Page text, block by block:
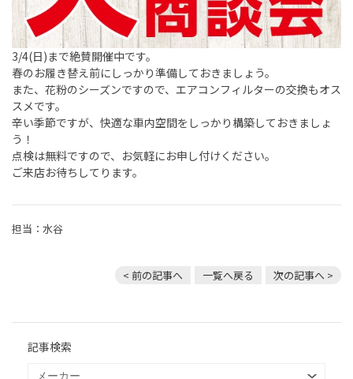
3/4(日)まで絶賛開催中です。
春のお履き替え前にしっかり準備しておきましょう。
また、花粉のシーズンですので、エアコンフィルターの交換もオス
スメです。
辛い季節ですが、快適な車内空間をしっかり構築しておきましょ
う！
点検は無料ですので、お気軽にお申し付けください。
ご来店お待ちしてります。
担当：水谷
< 前の記事へ 一覧へ戻る 次の記事へ >
記事検索